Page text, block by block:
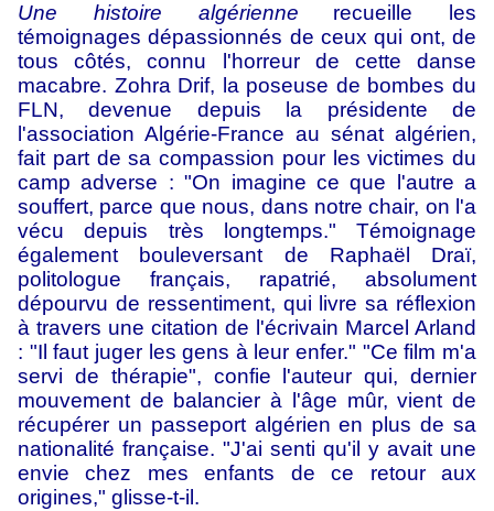
Une histoire algérienne
recueille les
témoignages dépassionnés de ceux qui ont, de
tous côtés, connu l'horreur de cette danse
macabre. Zohra Drif, la poseuse de bombes du
FLN, devenue depuis la présidente de
l'association Algérie-France au sénat algérien,
fait part de sa compassion pour les victimes du
camp adverse : "On imagine ce que l'autre a
souffert, parce que nous, dans notre chair, on l'a
vécu depuis très longtemps." Témoignage
également bouleversant de Raphaël Draï,
politologue français, rapatrié, absolument
dépourvu de ressentiment, qui livre sa réflexion
à travers une citation de l'écrivain Marcel Arland
: "Il faut juger les gens à leur enfer." "Ce film m'a
servi de thérapie", confie l'auteur qui, dernier
mouvement de balancier à l'âge mûr, vient de
récupérer un passeport algérien en plus de sa
nationalité française. "J'ai senti qu'il y avait une
envie chez mes enfants de ce retour aux
origines," glisse-t-il.